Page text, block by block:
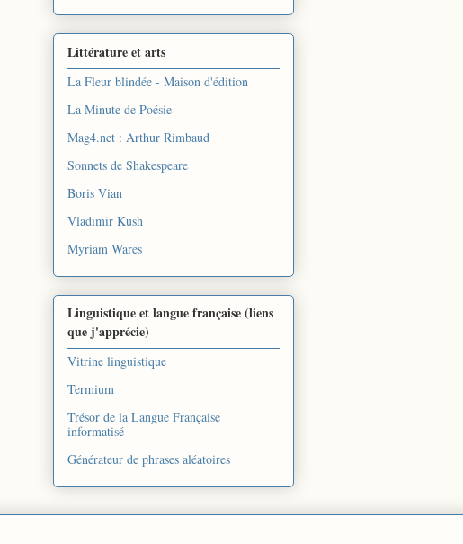
Littérature et arts
La Fleur blindée - Maison d'édition
La Minute de Poésie
Mag4.net : Arthur Rimbaud
Sonnets de Shakespeare
Boris Vian
Vladimir Kush
Myriam Wares
Linguistique et langue française (liens
que j'apprécie)
Vitrine linguistique
Termium
Trésor de la Langue Française
informatisé
Générateur de phrases aléatoires